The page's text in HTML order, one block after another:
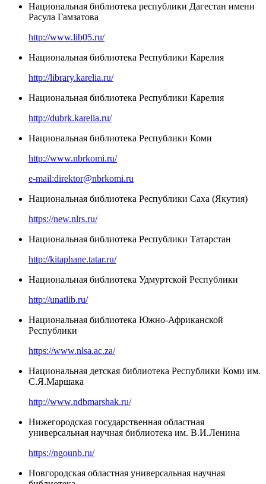
Национальная библиотека республики Дагестан имени
Расула Гамзатова
http://www.lib05.ru/
Национальная библиотека Республики Карелия
http://library.karelia.ru/
Национальная библиотека Республики Карелия
http://dubrk.karelia.ru/
Национальная библиотека Республики Коми
http://www.nbrkomi.ru/
e-mail:direktor@nbrkomi.ru
Национальная библиотека Республики Саха (Якутия)
https://new.nlrs.ru/
Национальная библиотека Республики Татарстан
http://kitaphane.tatar.ru/
Национальная библиотека Удмуртской Республики
http://unatlib.ru/
Национальная библиотека Южно-Африканской
Республики
https://www.nlsa.ac.za/
Национальная детская библиотека Республики Коми им.
С.Я.Маршака
http://www.ndbmarshak.ru/
Нижегородская государственная областная
универсальная научная библиотека им. В.И.Ленина
https://ngounb.ru/
Новгородская областная универсальная научная